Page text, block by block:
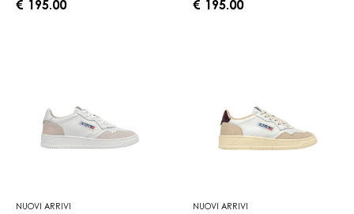
€ 195.00 € 195.00
NUOVI ARRIVI NUOVI ARRIVI